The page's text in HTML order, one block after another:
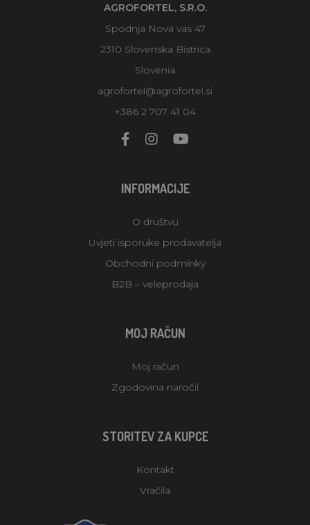
AGROFORTEL, S.R.O.
Spodnja Nova vas 47
2310 Slovenska Bistrica
Slovenia
agrofortel@agrofortel.si
+386 2 707 41 04
INFORMACIJE
O društvu
Uvjeti isporuke prodavatelja
Obchodní podmínky
B2B – veleprodaja
MOJ RAČUN
Moj račun
Zgodovina naročil
STORITEV ZA KUPCE
Kontakt
Vračila